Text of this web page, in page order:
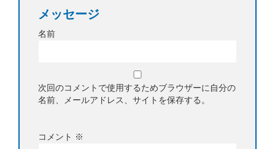
メッセージ
名前
次回のコメントで使用するためブラウザーに自分の
名前、メールアドレス、サイトを保存する。
コメント ※